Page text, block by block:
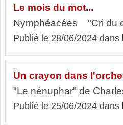
Le mois du mot...
Nymphéacées "Cri du
Publié le 28/06/2024 dans
Un crayon dans
"Le nénuphar" de
Publié le 25/06/2024 dans